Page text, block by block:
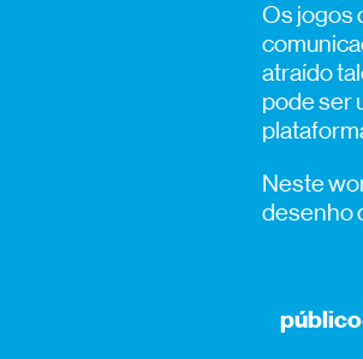
Os jogos
atraído
pode ser
Neste
desenho